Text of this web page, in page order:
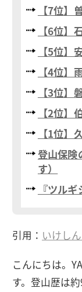
【7位】
【6位】
【5位】
【4位】
【3位】
【2位】
【1位】
登山保険
す）
『ツル
引用： いけし
こんにちは。
す。登山歴は